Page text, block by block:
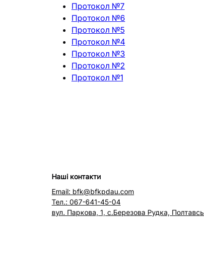
Протокол №7
Протокол №6
Протокол №5
Протокол №4
Протокол №3
Протокол №2
Протокол №1
Наші контакти
Email: bfk@bfkpdau.com
Тел.: 067-641-45-04
вул. Паркова, 1, с.Березова Рудка,